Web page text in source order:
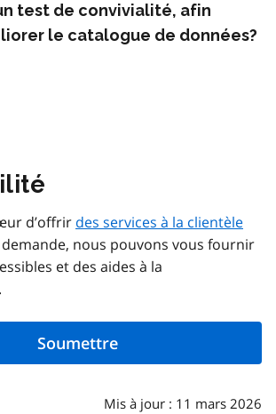
test de convivialité, afin
le catalogue de données?
d’offrir des services à la clientèle
demande, nous pouvons vous fournir
et des aides à la
Mis à jour : 11 mars 2026